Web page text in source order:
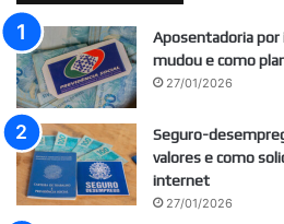
Aposentadoria por
mudou e como
27/01/2026
Seguro-
valores e como
internet
27/01/2026